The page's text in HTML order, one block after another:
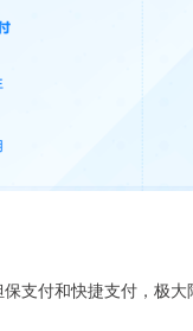
支付和快捷支付，极